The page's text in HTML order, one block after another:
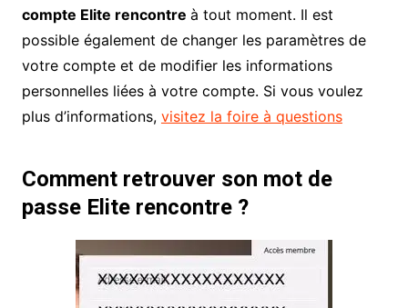
compte Elite rencontre à tout moment. Il est
possible également de changer les paramètres de
votre compte et de modifier les informations
personnelles liées à votre compte. Si vous voulez
plus d’informations, visitez la foire à questions
Comment retrouver son mot de
passe Elite rencontre ?